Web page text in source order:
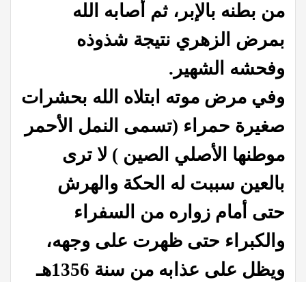
من بطنه بالإبر، ثم أصابه الله
بمرض الزهري نتيجة شذوذه
وفحشه الشهير.
وفي مرض موته ابتلاه الله بحشرات
صغيرة حمراء (تسمى النمل الأحمر
موطنها الأصلي الصين ) لا ترى
بالعين سببت له الحكة والهرش
حتى أمام زواره من السفراء
والكبراء حتى ظهرت على وجهه،
ويظل على عذابه من سنة 1356هـ